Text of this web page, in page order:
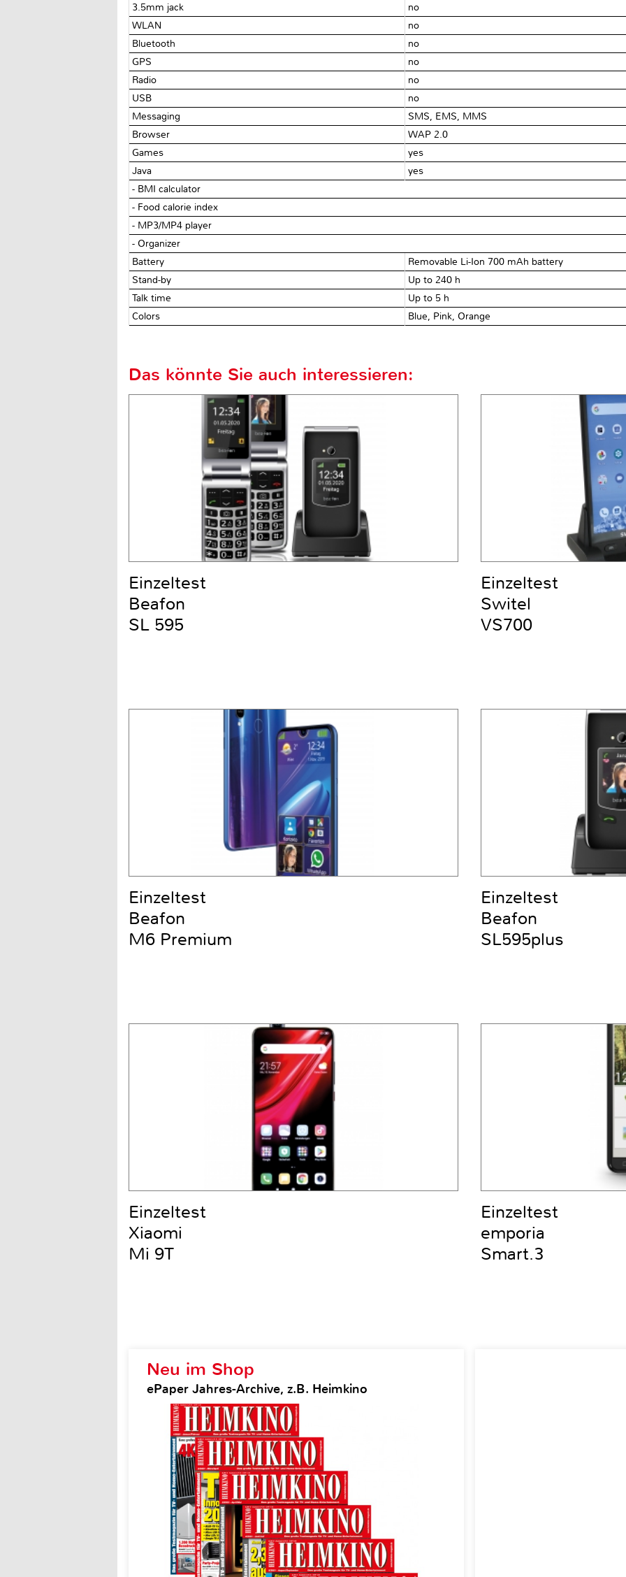
3.5mm jack
no
WLAN
no
Bluetooth
no
GPS
no
Radio
no
USB
no
Messaging
SMS, EMS, MMS
Browser
WAP 2.0
Games
yes
Java
yes
- BMI calculator
- Food calorie index
- MP3/MP4 player
- Organizer
Battery
Removable Li-Ion 700 mAh battery
Stand-by
Up to 240 h
Talk time
Up to 5 h
Colors
Blue, Pink, Orange
Neu im Shop
ePaper Jahres-Archive, z.B. Heimkino
Das könnte Sie auch interessieren:
Einzeltest
Beafon
SL 595
Einzeltest
Switel
VS700
Einzeltest
Beafon
M6 Premium
Einzeltest
Beafon
SL595plus
Einzeltest
Xiaomi
Mi 9T
Einzeltest
emporia
Smart.3